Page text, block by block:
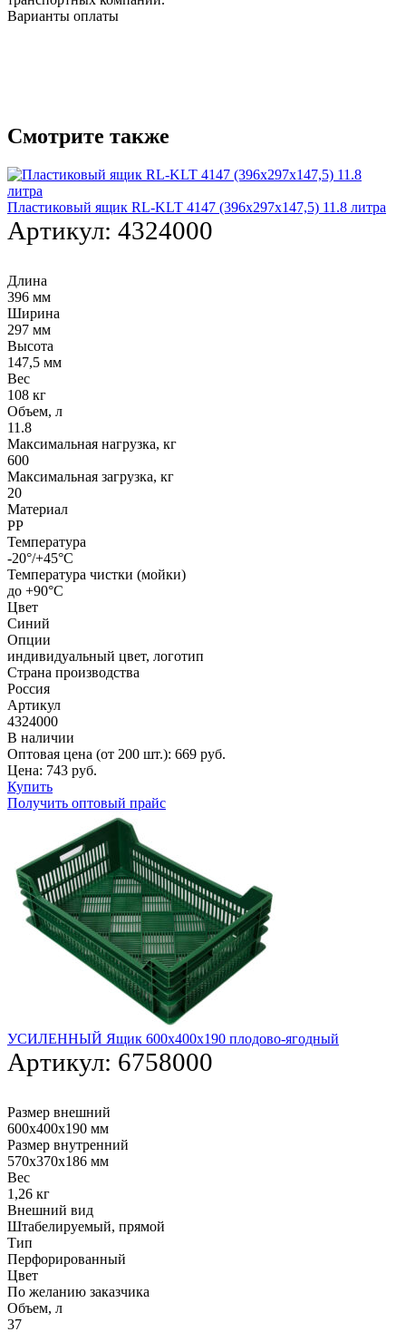
Варианты оплаты
Смотрите также
Пластиковый ящик RL-KLT 4147 (396х297х147,5) 11.8 литра
Артикул: 4324000
Длина
396 мм
Ширина
297 мм
Высота
147,5 мм
Вес
108 кг
Объем, л
11.8
Максимальная нагрузка, кг
600
Максимальная загрузка, кг
20
Материал
PP
Температура
-20°/+45°С
Температура чистки (мойки)
до +90°C
Цвет
Синий
Опции
индивидуальный цвет, логотип
Страна производства
Россия
Артикул
4324000
В наличии
Оптовая цена (от 200 шт.): 669 руб.
Цена: 743 руб.
Купить
Получить оптовый прайс
УСИЛЕННЫЙ Ящик 600х400х190 плодово-ягодный
Артикул: 6758000
Размер внешний
600х400х190 мм
Размер внутренний
570х370х186 мм
Вес
1,26 кг
Внешний вид
Штабелируемый, прямой
Тип
Перфорированный
Цвет
По желанию заказчика
Объем, л
37